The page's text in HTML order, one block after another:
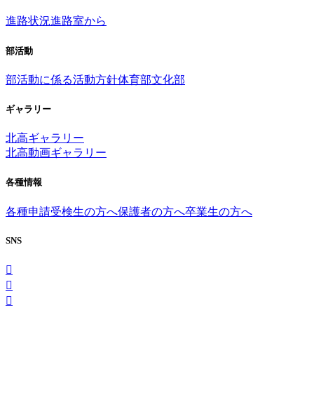
進路状況進路室から
部活動
部活動に係る活動方針体育部文化部
ギャラリー
北高ギャラリー
北高動画ギャラリー
各種情報
各種申請受検生の方へ保護者の方へ卒業生の方へ
SNS